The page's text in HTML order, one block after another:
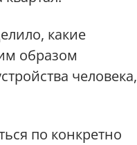
какие
образом
человека,
по конкретно